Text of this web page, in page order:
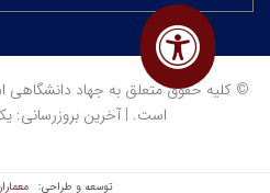
© کلیه حقوق متعلق به جهاد دانشگاهی
است. | آخرین بروزرسانی: یکشنبه ۱۸
توسعه و طراحی: